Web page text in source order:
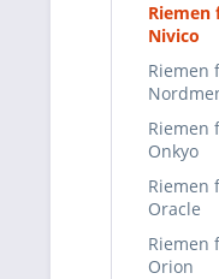
Riemen
Nivico
Riemen
Riemen
Onkyo
Riemen
Oracle
Riemen
Orion